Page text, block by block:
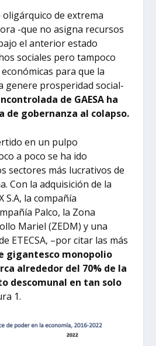
oligárquico de extrema
-que no asigna recursos
el anterior estado
sociales pero tampoco
para que la
genere prosperidad social-
de GAESA ha
de gobernanza al colapso.
en un pulpo
a poco se ha ido
sectores más lucrativos de
Con la adquisición de la
S.A, la compañía
Palco, la Zona
Mariel (ZEDM) y una
ETECSA, –por citar las más
gigantesco monopolio
alrededor del 70% de la
descomunal en tan solo
1.